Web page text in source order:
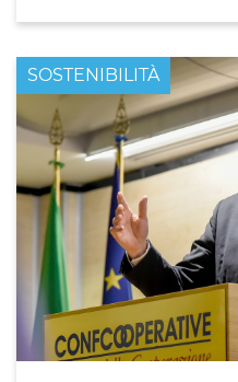
PRIMO PIANO
SOSTENIBILITÀ